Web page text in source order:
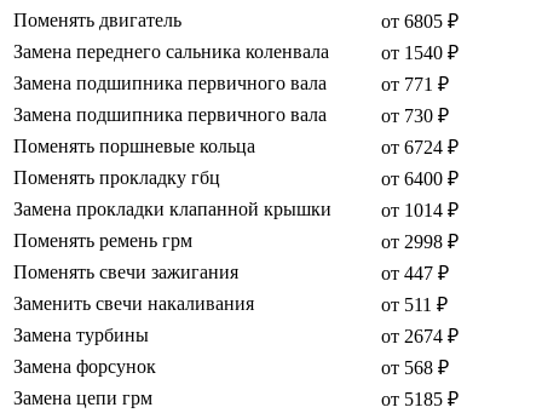
Поменять двигатель
от 6805 ₽
Замена переднего сальника коленвала
от 1540 ₽
Замена подшипника первичного вала
от 771 ₽
Замена подшипника первичного вала
от 730 ₽
Поменять поршневые кольца
от 6724 ₽
Поменять прокладку гбц
от 6400 ₽
Замена прокладки клапанной крышки
от 1014 ₽
Поменять ремень грм
от 2998 ₽
Поменять свечи зажигания
от 447 ₽
Заменить свечи накаливания
от 511 ₽
Замена турбины
от 2674 ₽
Замена форсунок
от 568 ₽
Замена цепи грм
от 5185 ₽